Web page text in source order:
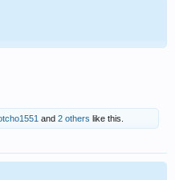
and 2 others like this.